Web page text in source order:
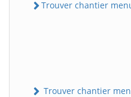
Trouver chantier
Trouver chantier